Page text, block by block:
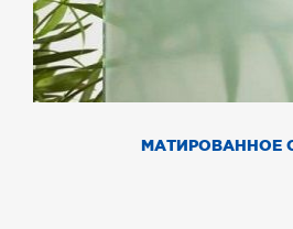
МАТИРОВАННОЕ